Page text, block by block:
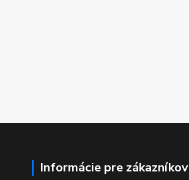
Informácie pre zákazníkov